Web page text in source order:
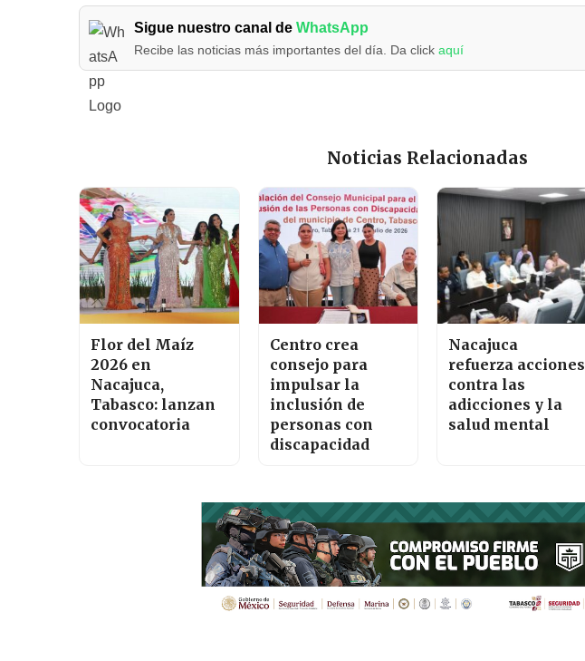
Sigue nuestro canal de WhatsApp
Recibe las noticias más importantes del día. Da click aquí
Noticias Relacionadas
Flor del Maíz
2026 en
Nacajuca,
Tabasco: lanzan
convocatoria
Centro crea
consejo para
impulsar la
inclusión de
personas con
discapacidad
Nacajuca
refuerza acciones
contra las
adicciones y la
salud mental